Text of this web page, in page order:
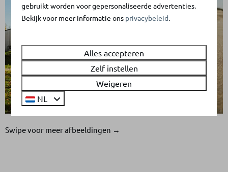
Swipe voor meer afbeeldingen →
gebruikt worden voor gepersonaliseerde advertenties.
Bekijk voor meer informatie ons privacybeleid
Alles accepteren
Zelf instellen
Weigeren
NL